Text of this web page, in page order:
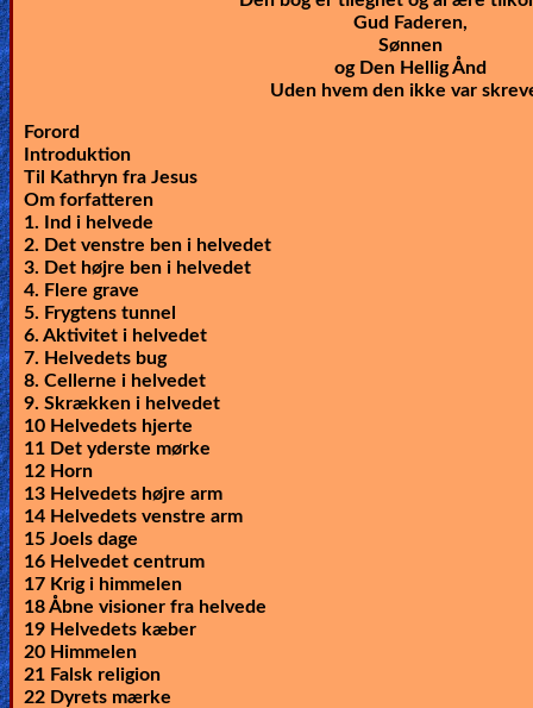
🎞
Godly
Movies
🎞
CBN
Videos
🎞
Kids
Videos
🎞
Worship
Music
Gud Faderen,
Sønnen
og Den Hellig Ånd
Uden hvem den ikke var
Forord
Introduktion
Til Kathryn fra Jesus
Om forfatteren
1. Ind i helvede
2. Det venstre ben i helvedet
3. Det højre ben i helvedet
4. Flere grave
5. Frygtens tunnel
6. Aktivitet i helvedet
7. Helvedets bug
8. Cellerne i helvedet
9. Skrækken i helvedet
10 Helvedets hjerte
11 Det yderste mørke
12 Horn
13 Helvedets højre arm
14 Helvedets venstre arm
15 Joels dage
16 Helvedet centrum
17 Krig i himmelen
18 Åbne visioner fra helvede
19 Helvedets kæber
20 Himmelen
21 Falsk religion
22 Dyrets mærke